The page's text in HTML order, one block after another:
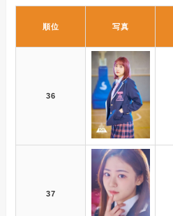
順位 写真
36
37